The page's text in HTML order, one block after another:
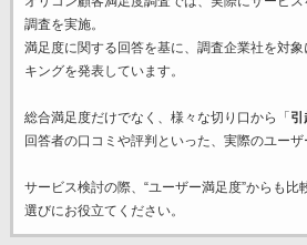
調査を実施。
満足度に関する回答を基に、調査企業社を対象
キングを発表しています。
総合満足度だけでなく、様々な切り口から「 引
回答者の口コミや評判といった、実際のユーザ
サービス検討の際、“ユーザー満足度”からも比
選びにお役立てください。